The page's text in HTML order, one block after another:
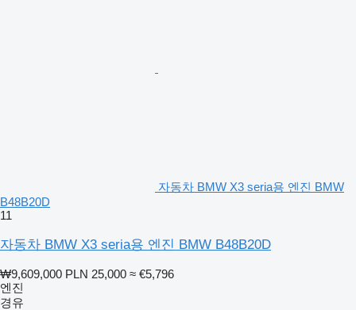
자동차 BMW X3 seria용 엔진 BMW
B48B20D
11
자동차 BMW X3 seria용 엔진 BMW B48B20D
₩9,609,000 PLN 25,000 ≈ €5,796
엔진
경유